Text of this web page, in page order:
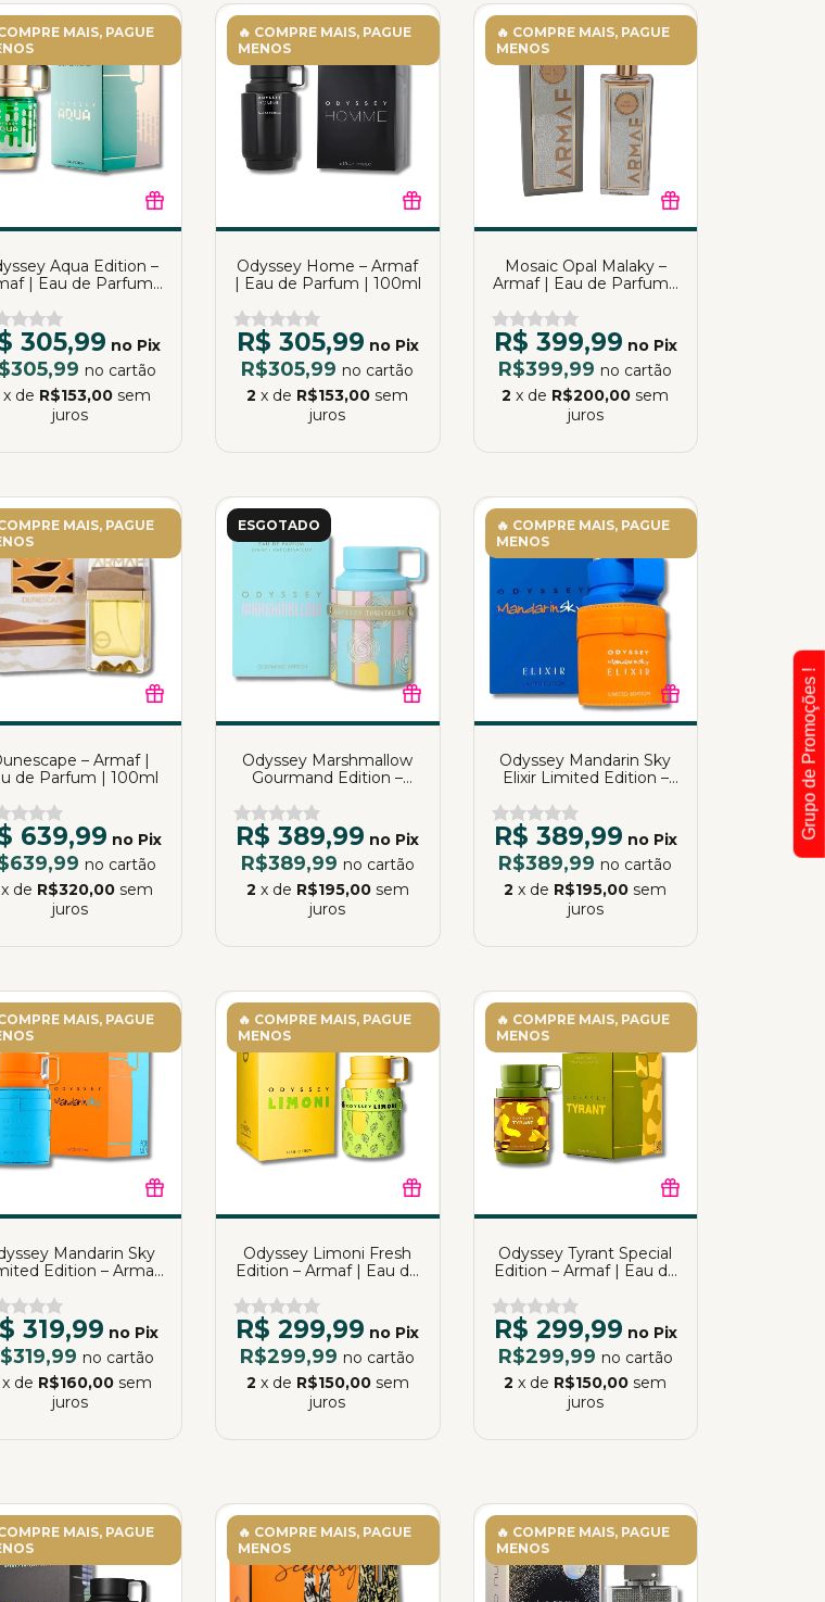
MAIS, PAGUE
Aqua Edition –
| Eau de Parfum |
305,99 no Pix
no cartão
x de R$153,00 sem
juros
🔥 COMPRE MAIS, PAGUE
MENOS
Odyssey Home – Armaf
| Eau de Parfum | 100ml
R$ 305,99 no Pix
R$305,99 no cartão
2 x de R$153,00 sem
juros
🔥 COMPRE MAIS, PAGUE
MENOS
Mosaic Opal Malaky –
Armaf | Eau de Parfum |
R$ 399,99 no Pix
R$399,99 no cartão
2 x de R$200,00 sem
juros
MAIS, PAGUE
– Armaf |
de Parfum | 100ml
639,99 no Pix
no cartão
x de R$320,00 sem
juros
ESGOTADO
Odyssey Marshmallow
Gourmand Edition –
100ml
R$ 389,99 no Pix
R$389,99 no cartão
2 x de R$195,00 sem
juros
🔥 COMPRE MAIS, PAGUE
MENOS
Odyssey Mandarin Sky
Elixir Limited Edition –
100ml
R$ 389,99 no Pix
R$389,99 no cartão
2 x de R$195,00 sem
juros
MAIS, PAGUE
Mandarin Sky
Edition – Armaf
319,99 no Pix
no cartão
x de R$160,00 sem
juros
🔥 COMPRE MAIS, PAGUE
MENOS
Odyssey Limoni Fresh
Edition – Armaf | Eau de
R$ 299,99 no Pix
R$299,99 no cartão
2 x de R$150,00 sem
juros
🔥 COMPRE MAIS, PAGUE
MENOS
Odyssey Tyrant Special
Edition – Armaf | Eau de
R$ 299,99 no Pix
R$299,99 no cartão
2 x de R$150,00 sem
juros
MAIS, PAGUE
🔥 COMPRE MAIS, PAGUE
MENOS
🔥 COMPRE MAIS, PAGUE
MENOS
Grupo de Promoções !